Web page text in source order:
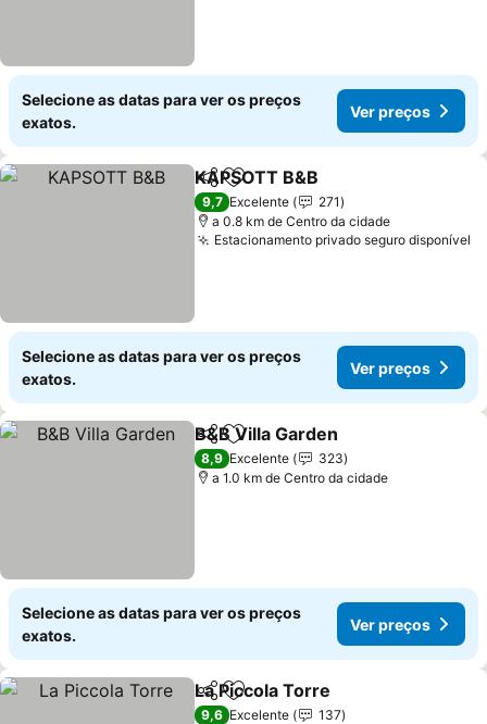
Selecione as datas para ver os preços
exatos.
Ver preços
PartilharAdicionar aos favoritos
KAPSOTT B&B
9,7 Excelente
271
a 0.8 km de Centro da cidade
Estacionamento privado seguro disponível
Selecione as datas para ver os preços
exatos.
Ver preços
PartilharAdicionar aos favoritos
B&B Villa Garden
8,9 Excelente
323
a 1.0 km de Centro da cidade
Selecione as datas para ver os preços
exatos.
Ver preços
PartilharAdicionar aos favoritos
La Piccola Torre
9,6 Excelente
137